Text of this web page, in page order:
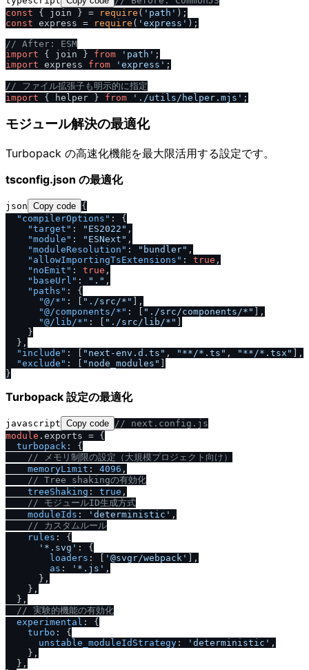
const { join } = require ( 'path'
const express = require ( 'express' );
/ / After: ESM
import { join } from 'path'
import express from 'express' ;
/ / ファイル拡張子も明示的に指定
import { helper } from '. /utils / helper.mjs'
モジュール解決の最適化
Turbopack の高速化機能を最大限活用する設定です。
tsconfig.json の最適化
json Copy code {
"compilerOptions" :
{
"target" : "ES2022" ,
"module" : "ESNext" ,
"moduleResolution" : "bundler" ,
"allowImportingTsExtensions" : true ,
"noEmit" : true ,
"baseUrl" : "." ,
"paths" :
{
"@/*" : ". /src/*"
,
"@/components/*" : ". /src/components/*"
,
"@/ lib/*" : ". /src/ lib/*"
}
} ,
"include" : "next-env.d.ts" , "**/*.ts" , "**/*.tsx"
,
"exclude" : "node_modules"
}
Turbopack 設定の最適化
javascript Copy code // next.config.js
module . exports = {
turbopack : {
// メモリ制限の設定（大規模プロジェクト向け）
memoryLimit : 4096 ,
// Tree shakingの有効化
treeShaking : true ,
// モジュールID生成方式
moduleIds : 'deterministic' ,
// カスタムルール
rules : {
'*.svg' : {
loaders : [ '@svgr/webpack'
],
as : '*.js' ,
      },
    },
  },
// 実験的機能の有効化
experimental : {
turbo : {
unstable_moduleIdStrategy : 'deterministic' ,
    },
  },